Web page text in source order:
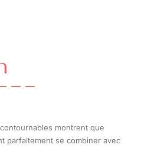
montrent que
parfaitement se combiner avec